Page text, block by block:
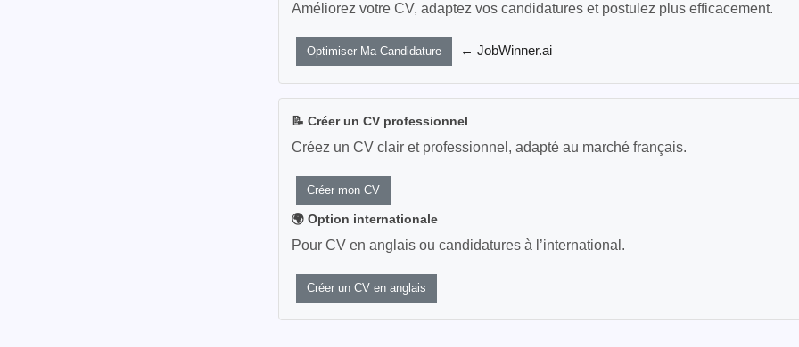
Améliorez votre CV, adaptez vos candidatures et postulez plus efficacement.
Optimiser Ma Candidature ← JobWinner.ai
📝 Créer un CV professionnel
Créez un CV clair et professionnel, adapté au marché français.
Créer mon CV
🌍 Option internationale
Pour CV en anglais ou candidatures à l’international.
Créer un CV en anglais